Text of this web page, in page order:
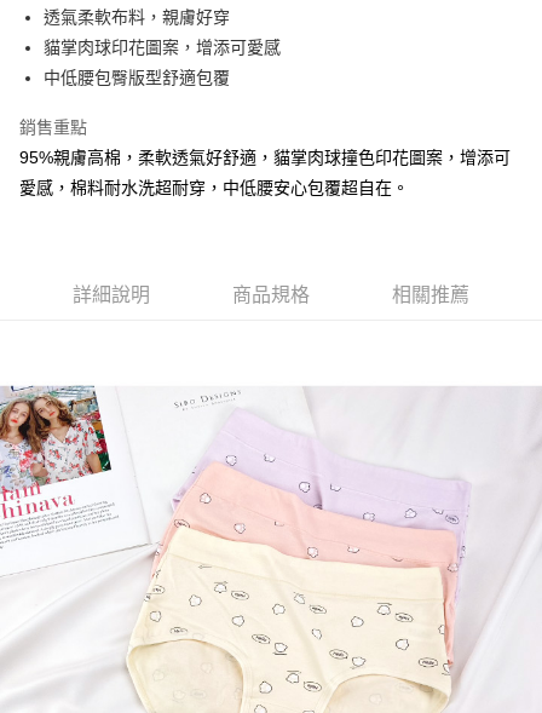
街口支付
悠遊付
AFTEE先享後付
相關說明
AFTEE先享後付是「在收到商品之後才付款」的支付方式。 讓您購物簡單
３．安心：先確認商品／服務後，再付款。
２．訂單成立數日內，您將收到繳費通知簡訊。
３．收到繳費通知簡訊後14天內，點擊此簡訊中的連結，可透過四大超商／
ATM／網路銀行／等多元方式進行付款，方視為交易完成。
※ 請注意：結帳手續完成當下不需立刻繳費，但若您需要取消訂單，請聯絡
購買商品的店家。未經商家同意取消之訂單仍視為有效，需透過AFTEE先享
後付繳納相關費用。
※ 交易是否成功請以「AFTEE先享後付 」之結帳頁面顯示為準，若有關於
是否繳費成功／繳費後需取消欲退款等相關疑問，請聯繫「AFTEE先享後付
客戶支援中心」https://netprotections.freshdesk.com/support/home
【注意事項】
１．透過由恩沛科技股份有限公司提供之「AFTEE先享後付」服務完成之交
易，需依本服務之必要範圍內提供個人資料，並將交易相關給付款項請求債
權轉讓予恩沛科技股份有限公司。
２．關於個人資料處理事宜，請瀏覽以下網址：
ATM付款
全家付款取貨
每筆NT$80，滿NT$899(含以上)免運費
7-11付款取貨
每筆NT$80，滿NT$899(含以上)免運費
付款後7-11取貨
每筆NT$80，滿NT$899(含以上)免運費
黑貓宅急便
每筆NT$80，滿NT$899(含以上)免運費
透氣柔軟布料，親膚好穿
貓掌肉球印花圖案，增添可愛感
中低腰包臀版型舒適包覆
銷售重點
95%親膚高棉，柔軟透氣好舒適，貓掌肉球撞色印花圖案，增添可
愛感，棉料耐水洗超耐穿，中低腰安心包覆超自在。
詳細說明 商品規格 相關推薦